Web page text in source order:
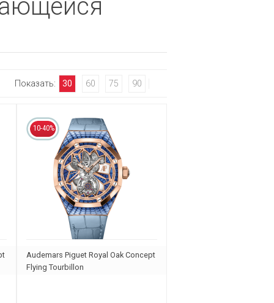
Показать: 30 60 75 90
10-40%
Audemars Piguet Royal Oak Concept
Flying Tourbillon